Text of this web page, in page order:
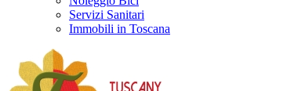
Servizi Sanitari
Immobili in Toscana